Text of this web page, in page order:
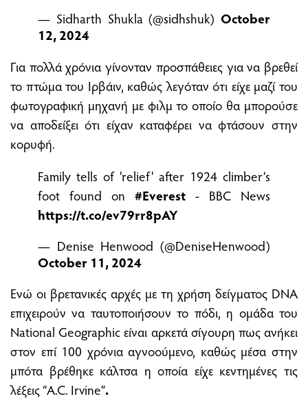
— Sidharth Shukla (@sidhshuk) October
12, 2024
Για πολλά χρόνια γίνονταν προσπάθειες για να βρεθεί
το πτώμα του Ιρβάιν, καθώς λεγόταν ότι είχε μαζί του
φωτογραφική μηχανή με φιλμ το οποίο θα μπορούσε
να αποδείξει ότι είχαν καταφέρει να φτάσουν στην
κορυφή.
Family tells of 'relief' after 1924 climber’s
foot found on #Everest - BBC News
https://t.co/ev79rr8pAY
— Denise Henwood (@DeniseHenwood)
October 11, 2024
Ενώ οι βρετανικές αρχές με τη χρήση δείγματος DNA
επιχειρούν να ταυτοποιήσουν το πόδι, η ομάδα του
National Geographic είναι αρκετά σίγουρη πως ανήκει
στον επί 100 χρόνια αγνοούμενο, καθώς μέσα στην
μπότα βρέθηκε κάλτσα η οποία είχε κεντημένες τις
λέξεις “A.C. Irvine”.